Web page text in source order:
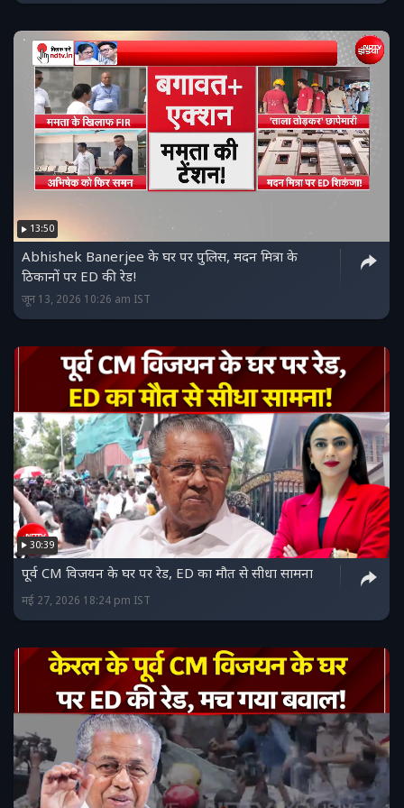
13:50
Abhishek Banerjee के घर पर पुलिस, मदन मित्रा के
ठिकानों पर ED की रेड!
जून 13, 2026 10:26 am IST
30:39
पूर्व CM विजयन के घर पर रेड, ED का मौत से सीधा सामना
मई 27, 2026 18:24 pm IST